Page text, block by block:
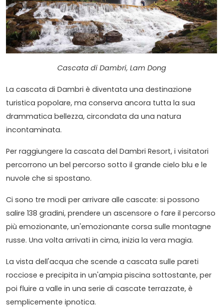
Cascata di Dambri, Lam Dong
La cascata di Dambri è diventata una destinazione
turistica popolare, ma conserva ancora tutta la sua
drammatica bellezza, circondata da una natura
incontaminata.
Per raggiungere la cascata del Dambri Resort, i visitatori
percorrono un bel percorso sotto il grande cielo blu e le
nuvole che si spostano.
Ci sono tre modi per arrivare alle cascate: si possono
salire 138 gradini, prendere un ascensore o fare il percorso
più emozionante, un'emozionante corsa sulle montagne
russe. Una volta arrivati in cima, inizia la vera magia.
La vista dell'acqua che scende a cascata sulle pareti
rocciose e precipita in un'ampia piscina sottostante, per
poi fluire a valle in una serie di cascate terrazzate, è
semplicemente ipnotica.